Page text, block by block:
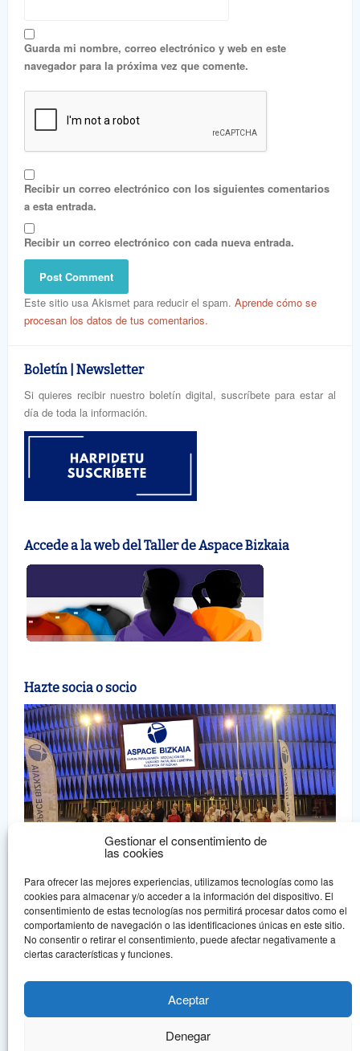
Gestionar el consentimiento de
las cookies
Para ofrecer las mejores experiencias, utilizamos tecnologías como las
cookies para almacenar y/o acceder a la información del dispositivo. El
consentimiento de estas tecnologías nos permitirá procesar datos como el
comportamiento de navegación o las identificaciones únicas en este sitio.
No consentir o retirar el consentimiento, puede afectar negativamente a
ciertas características y funciones.
Aceptar
Denegar
Guarda mi nombre, correo electrónico y web en este
navegador para la próxima vez que comente.
Recibir un correo electrónico con los siguientes comentarios
a esta entrada.
Recibir un correo electrónico con cada nueva entrada.
Este sitio usa Akismet para reducir el spam. Aprende cómo se
procesan los datos de tus comentarios.
Boletín | Newsletter
Si quieres recibir nuestro boletín digital, suscríbete para estar al
día de toda la información.
Accede a la web del Taller de Aspace Bizkaia
Hazte socia o socio
Aspace Bizkaia
Aspace Bizkaia es una asociación sin ánimo de lucro declarada de
Utilidad Pública que nace en 1.978, en un intento de dar una
respuesta asociativa a la problemática de la parálisis cerebral.